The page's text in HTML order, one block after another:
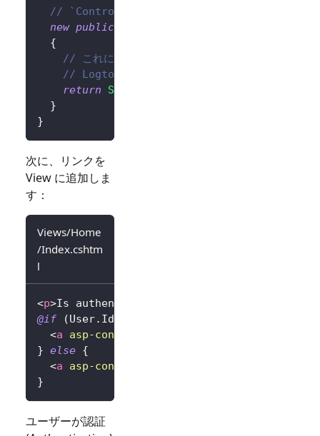
// `ControllerBase.SignOut` メソッドとの競合を
new public
{
// これにより、認証 (Authentication) クッキー
// Logto セッションもクリアされます。
return
SignOut
}
}
次に、リンクを
View に追加しま
す：
Views/Home
/Index.cshtm
l
<p>Is authenticated:
@if
(User. Identity
<a asp-controller
} else {
<a asp-controller
}
ユーザーが認証